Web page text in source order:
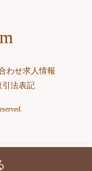
わせ求人情報
引法表記